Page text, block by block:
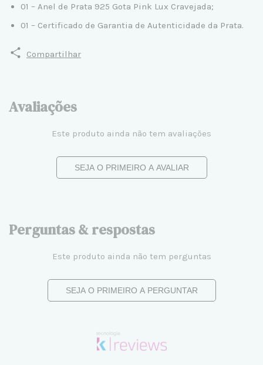
01 – Anel de Prata 925 Gota Pink Lux Cravejada;
01 – Certificado de Garantia de Autenticidade da Prata.
Compartilhar
Avaliações
Este produto ainda não tem avaliações
SEJA O PRIMEIRO A AVALIAR
Perguntas & respostas
Este produto ainda não tem perguntas
SEJA O PRIMEIRO A PERGUNTAR